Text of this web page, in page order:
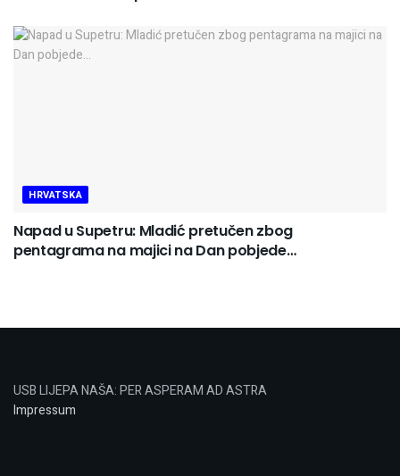
HRVATSKA
Napad u Supetru: Mladić pretučen zbog
pentagrama na majici na Dan pobjede…
USB LIJEPA NAŠA: PER ASPERAM AD ASTRA
Impressum